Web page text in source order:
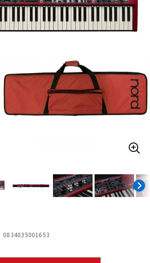
パーカッション
その他楽器
エフェクター
イン納品 レコーディング機器
器
0834035001653